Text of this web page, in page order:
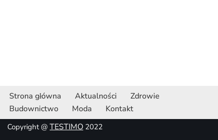
Strona główna Aktualności
Zdrowie
Budownictwo
Moda Kontakt
Copyright @ TESTIMO 2022